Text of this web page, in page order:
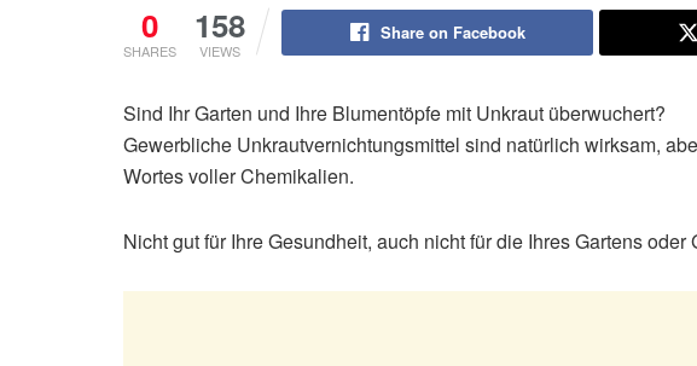
0
SHARES
158
VIEWS
Share on Facebook
Sind Ihr Garten und Ihre Blumentöpfe mit Unkraut überwuchert?
Gewerbliche Unkrautvernichtungsmittel sind natürlich wirksam,
Wortes voller Chemikalien.
Nicht gut für Ihre Gesundheit, auch nicht für die Ihres Gartens oder